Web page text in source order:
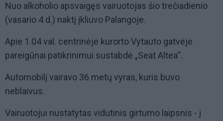
Nuo alkoholio apsvaigęs vairuotojas šio trečiadienio
(vasario 4 d.) naktį įkliuvo Palangoje.
Apie 1.04 val. centrinėje kurorto Vytauto gatvėje
pareigūnai patikrinimui sustabdė „Seat Altea“.
Automobilį vairavo 36 metų vyras, kuris buvo
neblaivus.
Vairuotojui nustatytas vidutinis girtumo laipsnis - į